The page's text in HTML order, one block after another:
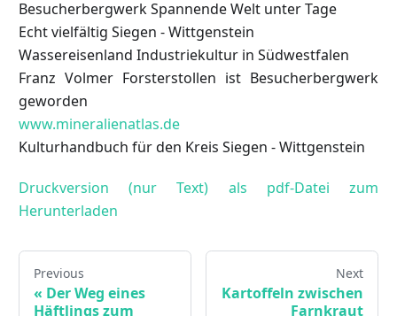
Besucherbergwerk Spannende Welt unter Tage
Echt vielfältig Siegen - Wittgenstein
Wassereisenland Industriekultur in Südwestfalen
Franz Volmer Forsterstollen ist Besucherbergwerk
geworden
www.mineralienatlas.de
Kulturhandbuch für den Kreis Siegen - Wittgenstein
Druckversion (nur Text) als pdf-Datei zum
Herunterladen
Previous
« Der Weg eines
Häftlings zum
Next
Kartoffeln zwischen
Farnkraut